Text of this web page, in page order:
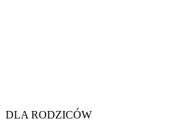
DLA RODZICÓW